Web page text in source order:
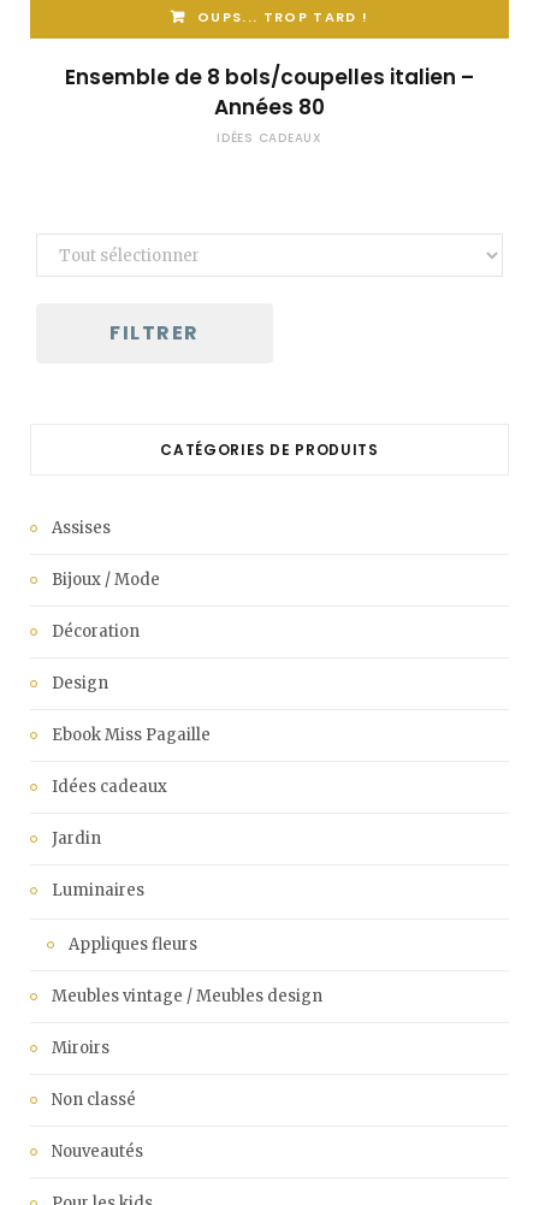
OUPS... TROP TARD !
Ensemble de 8 bols/coupelles italien –
Années 80
IDÉES CADEAUX
FILTRER
CATÉGORIES DE PRODUITS
Assises
Bijoux / Mode
Décoration
Design
Ebook Miss Pagaille
Idées cadeaux
Jardin
Luminaires
Appliques fleurs
Meubles vintage / Meubles design
Miroirs
Non classé
Nouveautés